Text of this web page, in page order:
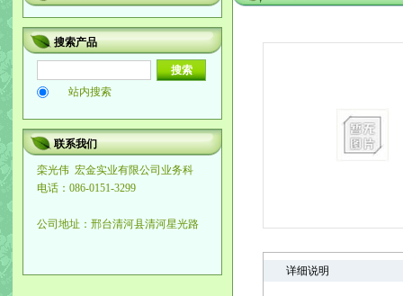
搜索产品
站内搜索
联系我们
栾光伟 宏金实业有限公司业务科
电话：086-0151-3299
公司地址：邢台清河县清河星光路
详细说明